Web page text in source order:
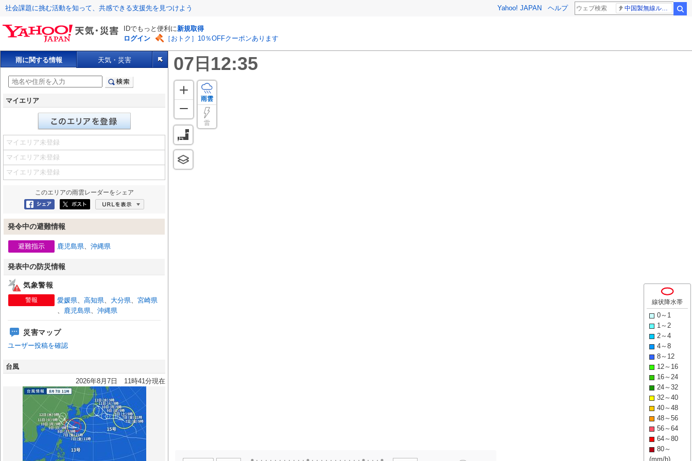
社会課題に挑む活動を知って、共感できる支援先を見つけよう Yahoo! JAPAN ヘルプ 中国製無線ルーター
IDでもっと便利に新規取得
ログイン
［おトク］10％OFFクーポンあります
雨に関する情報 天気・災害
マイエリア
マイエリア未登録
マイエリア未登録
マイエリア未登録
このエリアの雨雲レーダーをシェア
Facebookにシェア
ポスト
発令中の避難情報
避難指示 鹿児島県、 沖縄県
発表中の防災情報
気象警報
警報 愛媛県、 高知県、 大分県、 宮崎県
、 鹿児島県、 沖縄県
災害マップ
ユーザー投稿を確認
台風
2026年8月7日 11時41分現在
雨雲
雷
07 日 12:35
線状降水帯
0～1
1～2
2～4
4～8
8～12
12～16
16～24
24～32
32～40
40～48
48～56
56～64
64～80
80～
(mm/h)